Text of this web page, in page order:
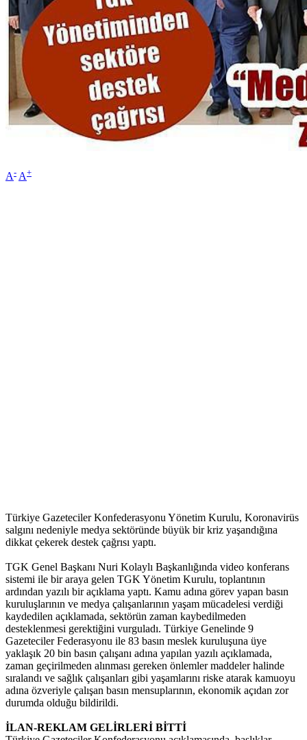
A- A+
Türkiye Gazeteciler Konfederasyonu Yönetim Kurulu, Koronavirüs
salgını nedeniyle medya sektöründe büyük bir kriz yaşandığına
dikkat çekerek destek çağrısı yaptı.
TGK Genel Başkanı Nuri Kolaylı Başkanlığında video konferans
sistemi ile bir araya gelen TGK Yönetim Kurulu, toplantının
ardından yazılı bir açıklama yaptı. Kamu adına görev yapan basın
kuruluşlarının ve medya çalışanlarının yaşam mücadelesi verdiği
kaydedilen açıklamada, sektörün zaman kaybedilmeden
desteklenmesi gerektiğini vurguladı. Türkiye Genelinde 9
Gazeteciler Federasyonu ile 83 basın meslek kuruluşuna üye
yaklaşık 20 bin basın çalışanı adına yapılan yazılı açıklamada,
zaman geçirilmeden alınması gereken önlemler maddeler halinde
sıralandı ve sağlık çalışanları gibi yaşamlarını riske atarak kamuoyu
adına özveriyle çalışan basın mensuplarının, ekonomik açıdan zor
durumda olduğu bildirildi.
İLAN-REKLAM GELİRLERİ BİTTİ